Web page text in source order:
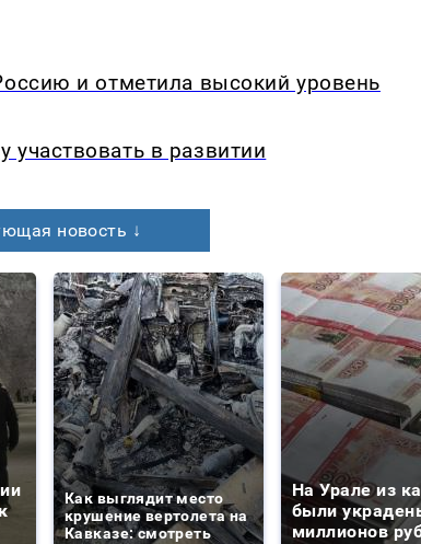
и отметила высокий уровень
в развитии
новость ↓
Как выглядит место
крушение вертолета на
Кавказе: смотреть
На Урале из
были
миллионов